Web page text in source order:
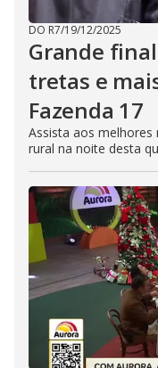
DO R7/19/12/2025
Grande
tretas e
Fazenda 17
Assista aos
rural na noite desta